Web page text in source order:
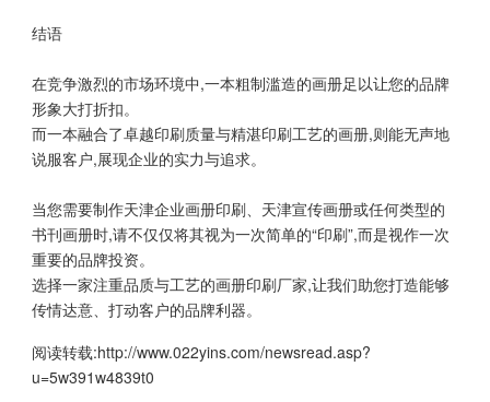
结语
在竞争激烈的市场环境中,一本粗制滥造的画册足以让您的品牌
形象大打折扣。
而一本融合了卓越印刷质量与精湛印刷工艺的画册,则能无声地
说服客户,展现企业的实力与追求。
当您需要制作天津企业画册印刷、天津宣传画册或任何类型的
书刊画册时,请不仅仅将其视为一次简单的“印刷”,而是视作一次
重要的品牌投资。
选择一家注重品质与工艺的画册印刷厂家,让我们助您打造能够
传情达意、打动客户的品牌利器。
阅读转载:http://www.022yins.com/newsread.asp?
u=5w391w4839t0